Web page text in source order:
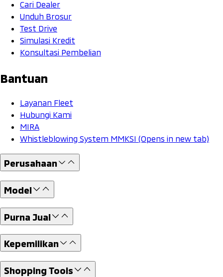
Cari Dealer
Unduh Brosur
Test Drive
Simulasi Kredit
Konsultasi Pembelian
Bantuan
Layanan Fleet
Hubungi Kami
MIRA
Whistleblowing System MMKSI (Opens in new tab)
Perusahaan
Model
Purna Jual
Kepemilikan
Shopping Tools